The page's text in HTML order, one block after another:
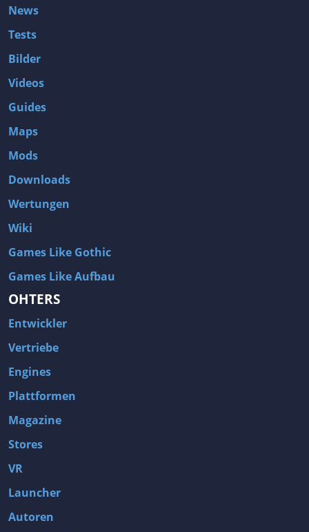
News
Tests
Bilder
Videos
Guides
Maps
Mods
Downloads
Wertungen
Wiki
Games Like Gothic
Games Like Aufbau
OHTERS
Entwickler
Vertriebe
Engines
Plattformen
Magazine
Stores
VR
Launcher
Autoren